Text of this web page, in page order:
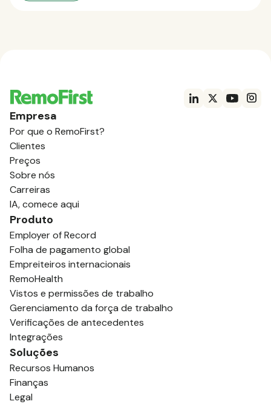
Empresa
Por que o RemoFirst?
Clientes
Preços
Sobre nós
Carreiras
IA, comece aqui
Produto
Employer of Record
Folha de pagamento global
Empreiteiros internacionais
RemoHealth
Vistos e permissões de trabalho
Gerenciamento da força de trabalho
Verificações de antecedentes
Integrações
Soluções
Recursos Humanos
Finanças
Legal